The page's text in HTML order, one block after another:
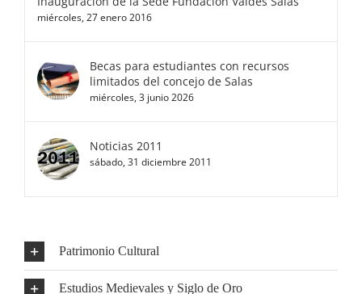
miércoles, 27 enero 2016
Becas para estudiantes con recursos
limitados del concejo de Salas
miércoles, 3 junio 2026
Noticias 2011
sábado, 31 diciembre 2011
Patrimonio Cultural
Estudios Medievales y Siglo de Oro